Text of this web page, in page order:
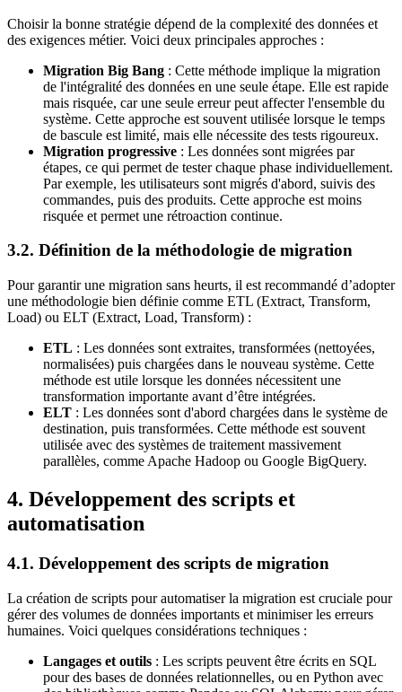
Choisir la bonne stratégie dépend de la complexité des données et
des exigences métier. Voici deux principales approches :
Migration Big Bang : Cette méthode implique la migration
de l'intégralité des données en une seule étape. Elle est rapide
mais risquée, car une seule erreur peut affecter l'ensemble du
système. Cette approche est souvent utilisée lorsque le temps
de bascule est limité, mais elle nécessite des tests rigoureux.
Migration progressive : Les données sont migrées par
étapes, ce qui permet de tester chaque phase individuellement.
Par exemple, les utilisateurs sont migrés d'abord, suivis des
commandes, puis des produits. Cette approche est moins
risquée et permet une rétroaction continue.
3.2. Définition de la méthodologie de migration
Pour garantir une migration sans heurts, il est recommandé d’adopter
une méthodologie bien définie comme ETL (Extract, Transform,
Load) ou ELT (Extract, Load, Transform) :
ETL : Les données sont extraites, transformées (nettoyées,
normalisées) puis chargées dans le nouveau système. Cette
méthode est utile lorsque les données nécessitent une
transformation importante avant d’être intégrées.
ELT : Les données sont d'abord chargées dans le système de
destination, puis transformées. Cette méthode est souvent
utilisée avec des systèmes de traitement massivement
parallèles, comme Apache Hadoop ou Google BigQuery.
4. Développement des scripts et
automatisation
4.1. Développement des scripts de migration
La création de scripts pour automatiser la migration est cruciale pour
gérer des volumes de données importants et minimiser les erreurs
humaines. Voici quelques considérations techniques :
Langages et outils : Les scripts peuvent être écrits en SQL
pour des bases de données relationnelles, ou en Python avec